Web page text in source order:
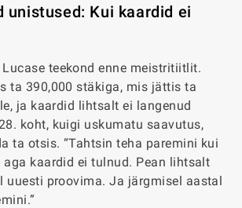
unistused: Kui kaardid ei
teekond enne meistritiitlit.
ta 390,000 stäkiga, mis jättis ta
ja kaardid lihtsalt ei langenud
koht, kuigi uskumatu saavutus,
ta otsis. “Tahtsin teha paremini kui
aga kaardid ei tulnud. Pean lihtsalt
uuesti proovima. Ja järgmisel aastal